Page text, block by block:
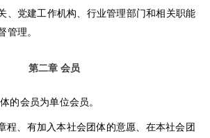
、党建工作机构、行业管理部门和相关职能
管理。
第二章 会员
的会员为单位会员。
程、有加入本社会团体的意愿、在本社会团